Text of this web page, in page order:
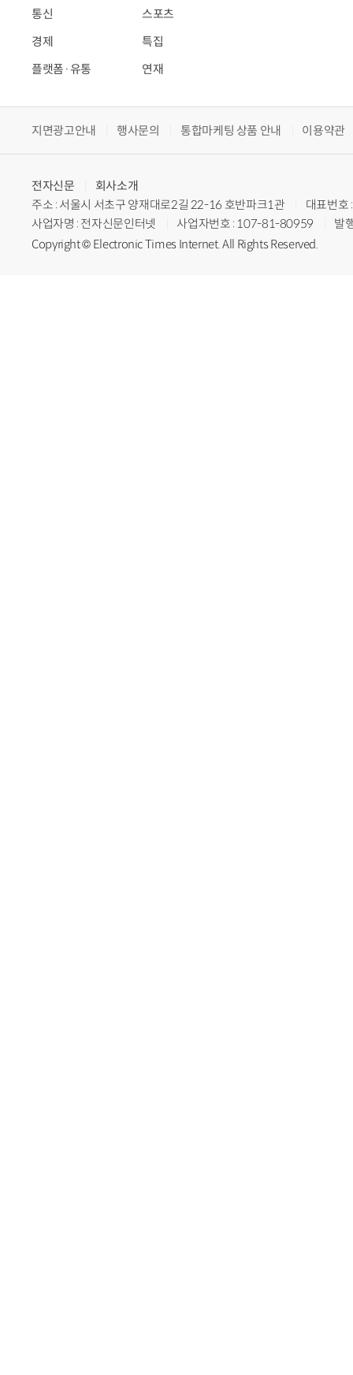
통신
경제
플랫폼·유통
스포츠
특집
연재
지면광고안내 행사문의 통합마케팅 상품 안내 이용약관
전자신문
회사소개
주소 : 서울시 서초구 양재대로2길 22-16 호반파크1관
대표번
사업자명 : 전자신문인터넷
사업자번호 : 107-81-80959
발
Copyright © Electronic Times Internet. All Rights Reserved.